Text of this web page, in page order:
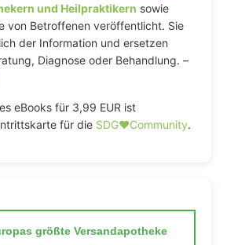
und Heilpraktikern sowie
von Betroffenen veröffentlicht. Sie
der Information und ersetzen
Diagnose oder Behandlung. –
eBooks für 3,99 EUR ist
für die SDG♥️Community.
größte Versandapotheke